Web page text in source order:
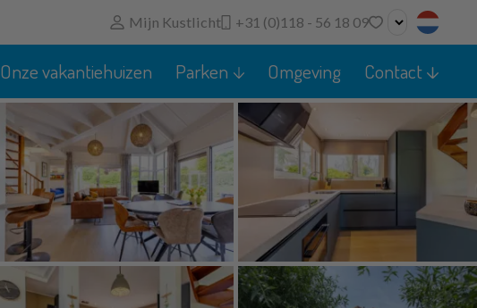
Mijn Kustlicht +31 (0)118 - 56 18 09
Geen favorieten
U kunt zoekopdrachten, parken en huizen toevoegen
te klikken.
Favoriete huizen kunt u vergelijken.
Onze vakantiehuizen Parken Omgeving Contact